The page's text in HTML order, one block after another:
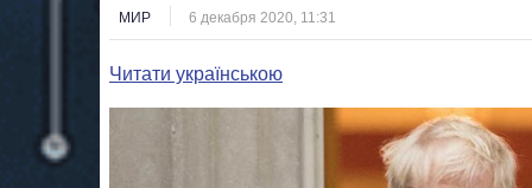
МИР 6 декабря 2020, 11:31
Читати українською